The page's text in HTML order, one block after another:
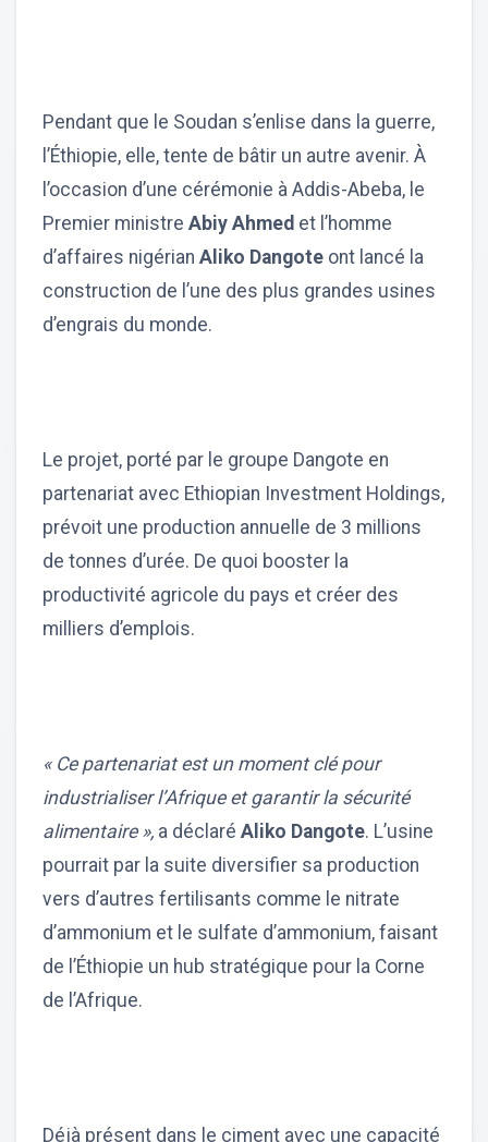
Pendant que le Soudan s’enlise dans la guerre,
l’Éthiopie, elle, tente de bâtir un autre avenir. À
l’occasion d’une cérémonie à Addis-Abeba, le
Premier ministre Abiy Ahmed et l’homme
d’affaires nigérian Aliko Dangote ont lancé la
construction de l’une des plus grandes usines
d’engrais du monde.
Le projet, porté par le groupe Dangote en
partenariat avec Ethiopian Investment Holdings,
prévoit une production annuelle de 3 millions
de tonnes d’urée. De quoi booster la
productivité agricole du pays et créer des
milliers d’emplois.
« Ce partenariat est un moment clé pour
industrialiser l’Afrique et garantir la sécurité
alimentaire », a déclaré Aliko Dangote. L’usine
pourrait par la suite diversifier sa production
vers d’autres fertilisants comme le nitrate
d’ammonium et le sulfate d’ammonium, faisant
de l’Éthiopie un hub stratégique pour la Corne
de l’Afrique.
Déjà présent dans le ciment avec une capacité